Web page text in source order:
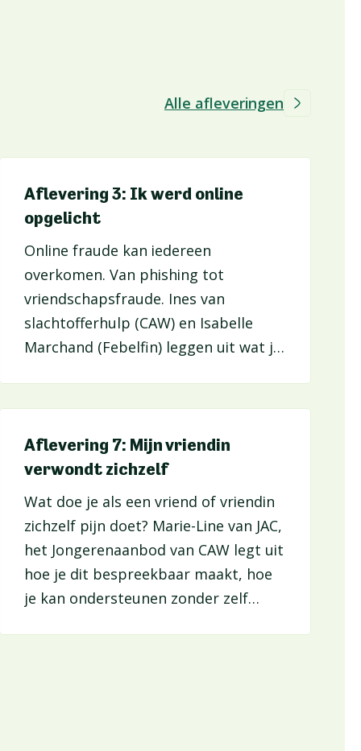
Alle afleveringen
Aflevering 3: Ik werd online
opgelicht
Online fraude kan iedereen
overkomen. Van phishing tot
vriendschapsfraude. Ines van
slachtofferhulp (CAW) en Isabelle
Marchand (Febelfin) leggen uit wat je
Aflevering 7: Mijn vriendin
verwondt zichzelf
Wat doe je als een vriend of vriendin
zichzelf pijn doet? Marie-Line van JAC,
het Jongerenaanbod van CAW legt uit
hoe je dit bespreekbaar maakt, hoe
je kan ondersteunen zonder zelf